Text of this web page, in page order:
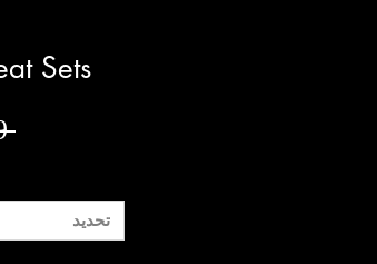
Sets
‏49.99 US$
تحديد